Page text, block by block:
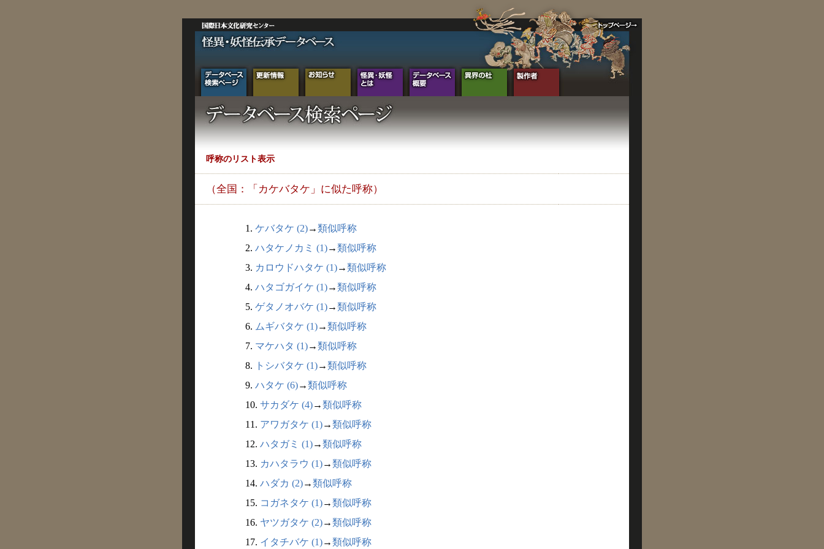
呼称のリスト表示
（全国：「カケバタケ」に似た呼称）
1. ケバタケ (2)→類似呼称
2. ハタケノカミ (1)→類似呼称
3. カロウドハタケ (1)→類似呼称
4. ハタゴガイケ (1)→類似呼称
5. ゲタノオバケ (1)→類似呼称
6. ムギバタケ (1)→類似呼称
7. マケハタ (1)→類似呼称
8.
トシバタケ (1)→類似呼称
9. ハタケ (6)→類似呼称
10. サカダケ (4)→類似呼称
11. アワガタケ (1)→類似呼称
12. ハタガミ (1)→類似呼称
13. カハタラウ (1)→類似呼称
14. ハダカ (2)→類似呼称
15. コガネタケ (1)→類似呼称
16. ヤツガタケ (2)→類似呼称
17. イタチバケ (1)→類似呼称